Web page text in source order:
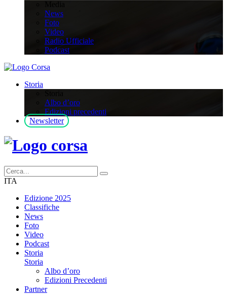
News
Foto
Video
Radio Ufficiale
Podcast
Storia
Albo d’oro
Edizioni precedenti
Newsletter
ITA
Edizione 2025
Classifiche
News
Foto
Video
Podcast
Storia
Storia
Albo d’oro
Edizioni Precedenti
Partner